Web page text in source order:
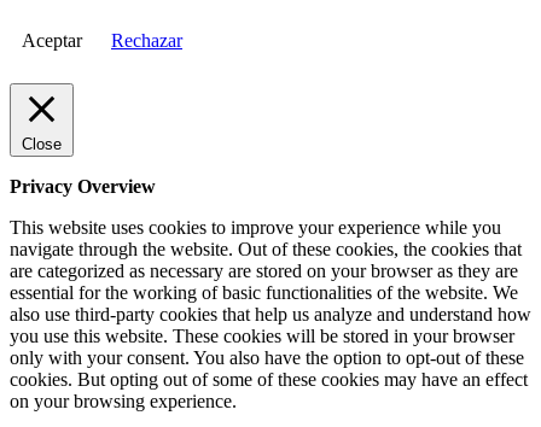
Aceptar Rechazar
Close
Privacy Overview
This website uses cookies to improve your experience while you
navigate through the website. Out of these cookies, the cookies that
are categorized as necessary are stored on your browser as they are
essential for the working of basic functionalities of the website. We
also use third-party cookies that help us analyze and understand how
you use this website. These cookies will be stored in your browser
only with your consent. You also have the option to opt-out of these
cookies. But opting out of some of these cookies may have an effect
on your browsing experience.